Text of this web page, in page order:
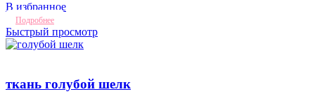
В избранное
Подробнее
Быстрый просмотр
ткань голубой шелк